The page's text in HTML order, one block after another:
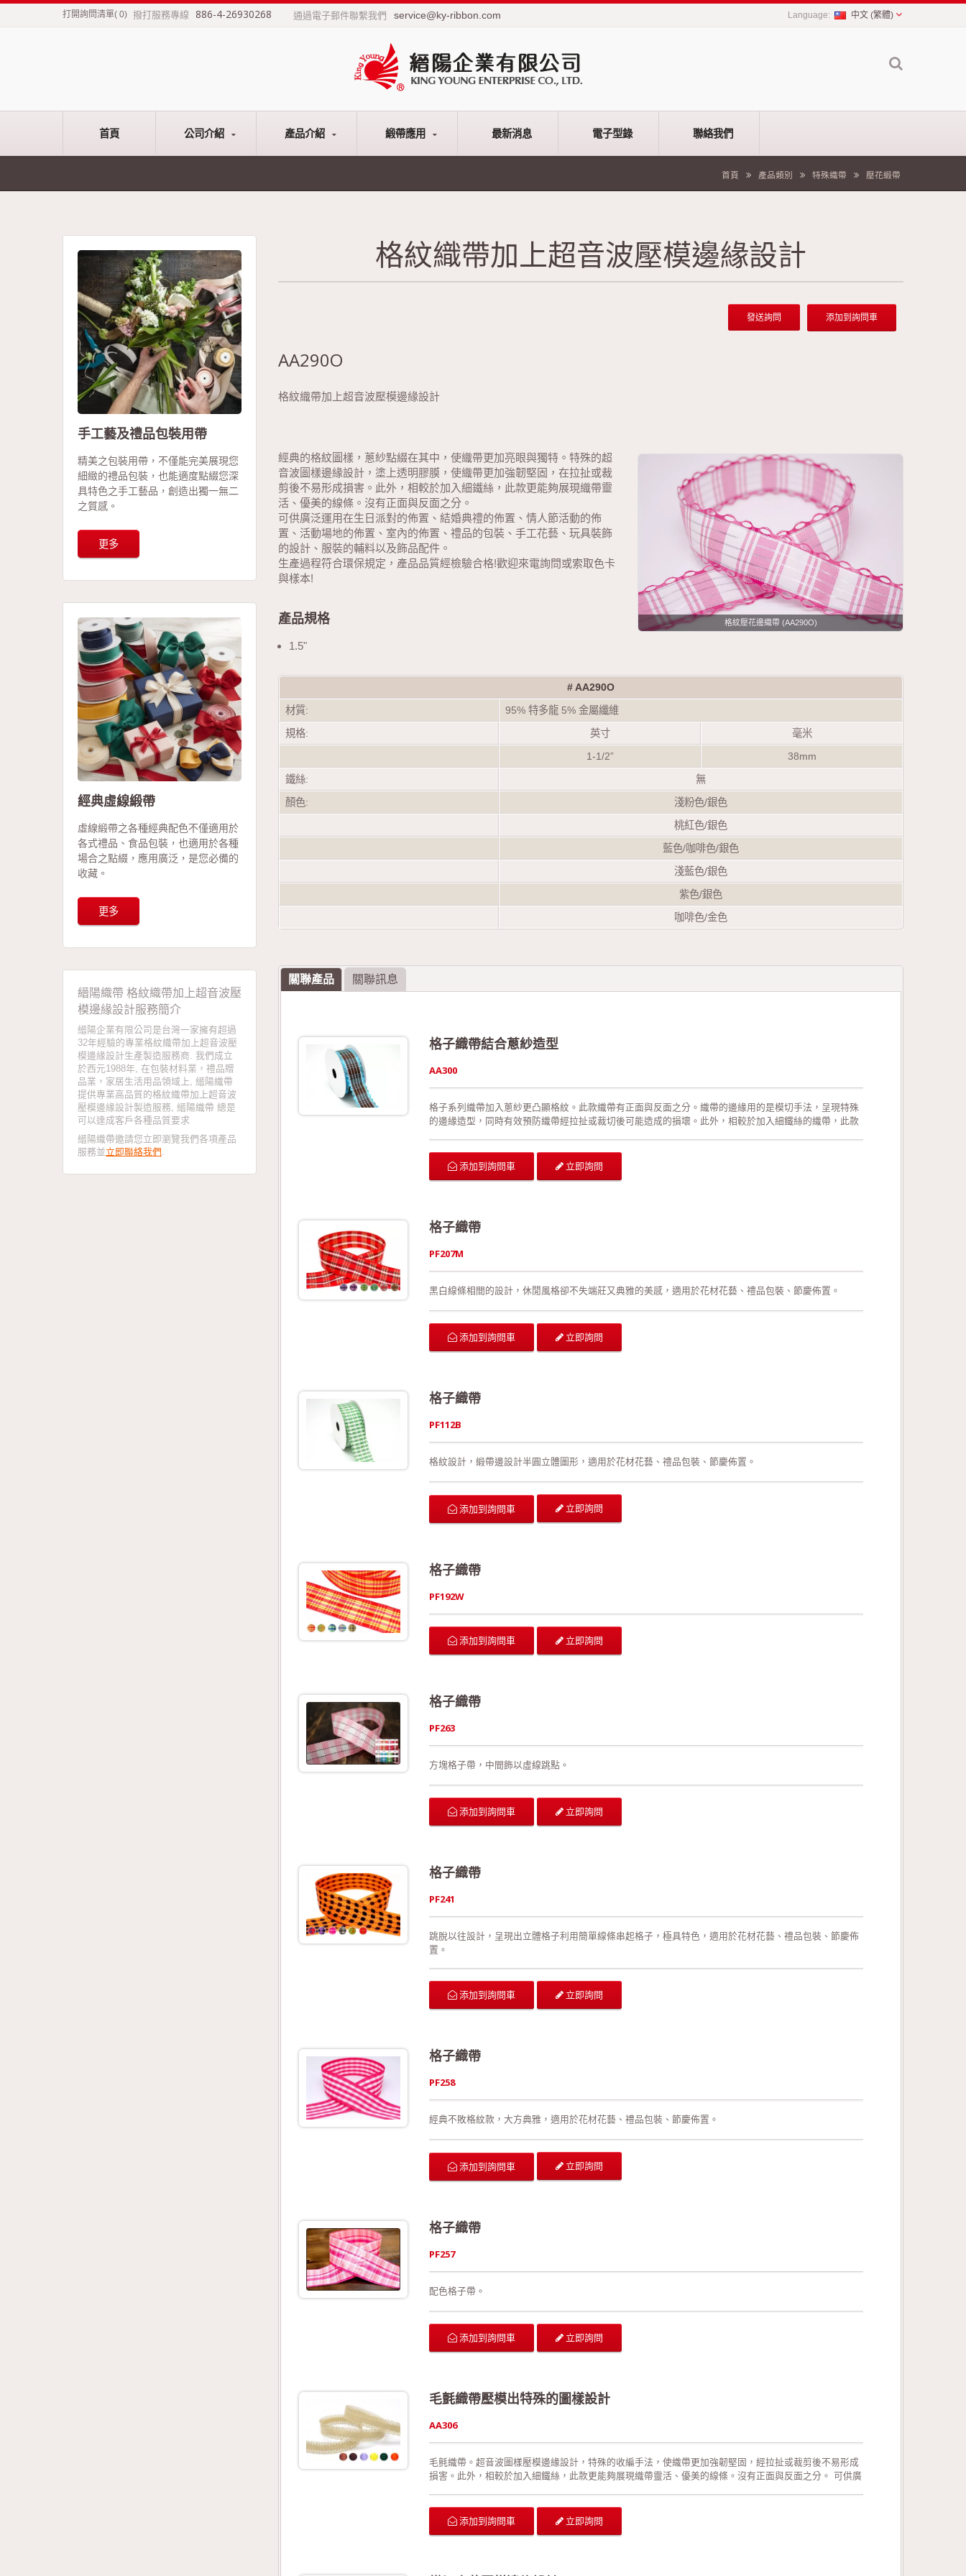
打開詢問清單( 0) 撥打服務專線 886-4-26930268 通過電子郵件聯繫我們 service@ky-ribbon.com 中文 (繁體)
首頁 公司介紹 產品介紹 緞帶應用 最新消息 電子型錄 聯絡我們
首頁 產品類別 特殊織帶 壓花緞帶
手工藝及禮品包裝用帶
精美之包裝用帶，不僅能完美展現您
細緻的禮品包裝，也能適度點綴您深
具特色之手工藝品，創造出獨一無二
之質感。
更多
經典虛線緞帶
虛線緞帶之各種經典配色不僅適用於
各式禮品、食品包裝，也適用於各種
場合之點綴，應用廣泛，是您必備的
收藏。
更多
縉陽織帶 格紋織帶加上超音波壓
模邊緣設計服務簡介
縉陽企業有限公司是台灣一家擁有超過
32年經驗的專業格紋織帶加上超音波壓
模邊緣設計生產製造服務商. 我們成立
於西元1988年, 在包裝材料業，禮品贈
品業，家居生活用品領域上, 縉陽織帶
提供專業高品質的格紋織帶加上超音波
壓模邊緣設計製造服務, 縉陽織帶 總是
可以達成客戶各種品質要求
縉陽織帶邀請您立即瀏覽我們各項產品
服務並立即聯絡我們 .
格紋織帶加上超音波壓模邊緣設計
發送詢問 添加到詢問車
AA290O
格紋織帶加上超音波壓模邊緣設計
格紋壓花邊織帶 (AA290O)
經典的格紋圖樣，蔥紗點綴在其中，使織帶更加亮眼與獨特。特殊的超
音波圖樣邊緣設計，塗上透明膠膜，使織帶更加強韌堅固，在拉扯或裁
剪後不易形成損害。此外，相較於加入細鐵絲，此款更能夠展現織帶靈
活、優美的線條。沒有正面與反面之分。
可供廣泛運用在生日派對的佈置、結婚典禮的佈置、情人節活動的佈
置、活動場地的佈置、室內的佈置、禮品的包裝、手工花藝、玩具裝飾
的設計、服裝的輔料以及飾品配件。
生產過程符合環保規定，產品品質經檢驗合格!歡迎來電詢問或索取色卡
與樣本!
產品規格
1.5"
# AA290O
材質:
95% 特多龍 5% 金屬纖維
規格:
英寸
毫米
1-1/2”
38mm
鐵絲:
無
顏色:
淺粉色/銀色
桃紅色/銀色
藍色/咖啡色/銀色
淺藍色/銀色
紫色/銀色
咖啡色/金色
關聯產品 關聯訊息
格子織帶結合蔥紗造型
AA300
格子系列織帶加入蔥紗更凸顯格紋。此款織帶有正面與反面之分。織帶的邊緣用的是模切手法，呈現特殊
的邊緣造型，同時有效預防織帶經拉扯或裁切後可能造成的損壞。此外，相較於加入細鐵絲的織帶，此款
產過程符合環保規定，產品品質經檢驗合格!歡迎來電詢問或索取色卡與樣本!
添加到詢問車 立即詢問
格子織帶
PF207M
黑白線條相間的設計，休閒風格卻不失端莊又典雅的美感，適用於花材花藝、禮品包裝、節慶佈置。
添加到詢問車 立即詢問
格子織帶
PF112B
格紋設計，緞帶邊設計半圓立體圖形，適用於花材花藝、禮品包裝、節慶佈置。
添加到詢問車 立即詢問
格子織帶
PF192W
添加到詢問車 立即詢問
格子織帶
PF263
方塊格子帶，中間飾以虛線跳點。
添加到詢問車 立即詢問
格子織帶
PF241
跳脫以往設計，呈現出立體格子利用簡單線條串起格子，極具特色，適用於花材花藝、禮品包裝、節慶佈
置。
添加到詢問車 立即詢問
格子織帶
PF258
經典不敗格紋款，大方典雅，適用於花材花藝、禮品包裝、節慶佈置。
添加到詢問車 立即詢問
格子織帶
PF257
配色格子帶。
添加到詢問車 立即詢問
毛氈織帶壓模出特殊的圖樣設計
AA306
毛氈織帶。超音波圖樣壓模邊緣設計，特殊的收編手法，使織帶更加強韌堅固，經拉扯或裁剪後不易形成
損害。此外，相較於加入細鐵絲，此款更能夠展現織帶靈活、優美的線條。沒有正面與反面之分。 可供廣
合格!歡迎來電詢問或索取色卡與樣本!
添加到詢問車 立即詢問